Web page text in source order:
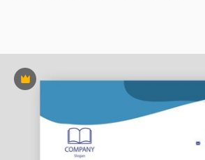
Premium